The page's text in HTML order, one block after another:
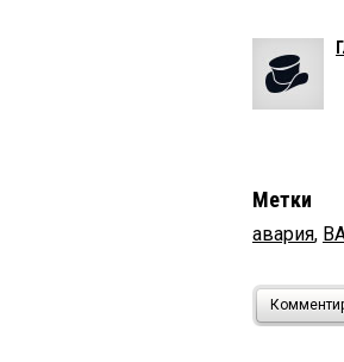
Метки
авария,